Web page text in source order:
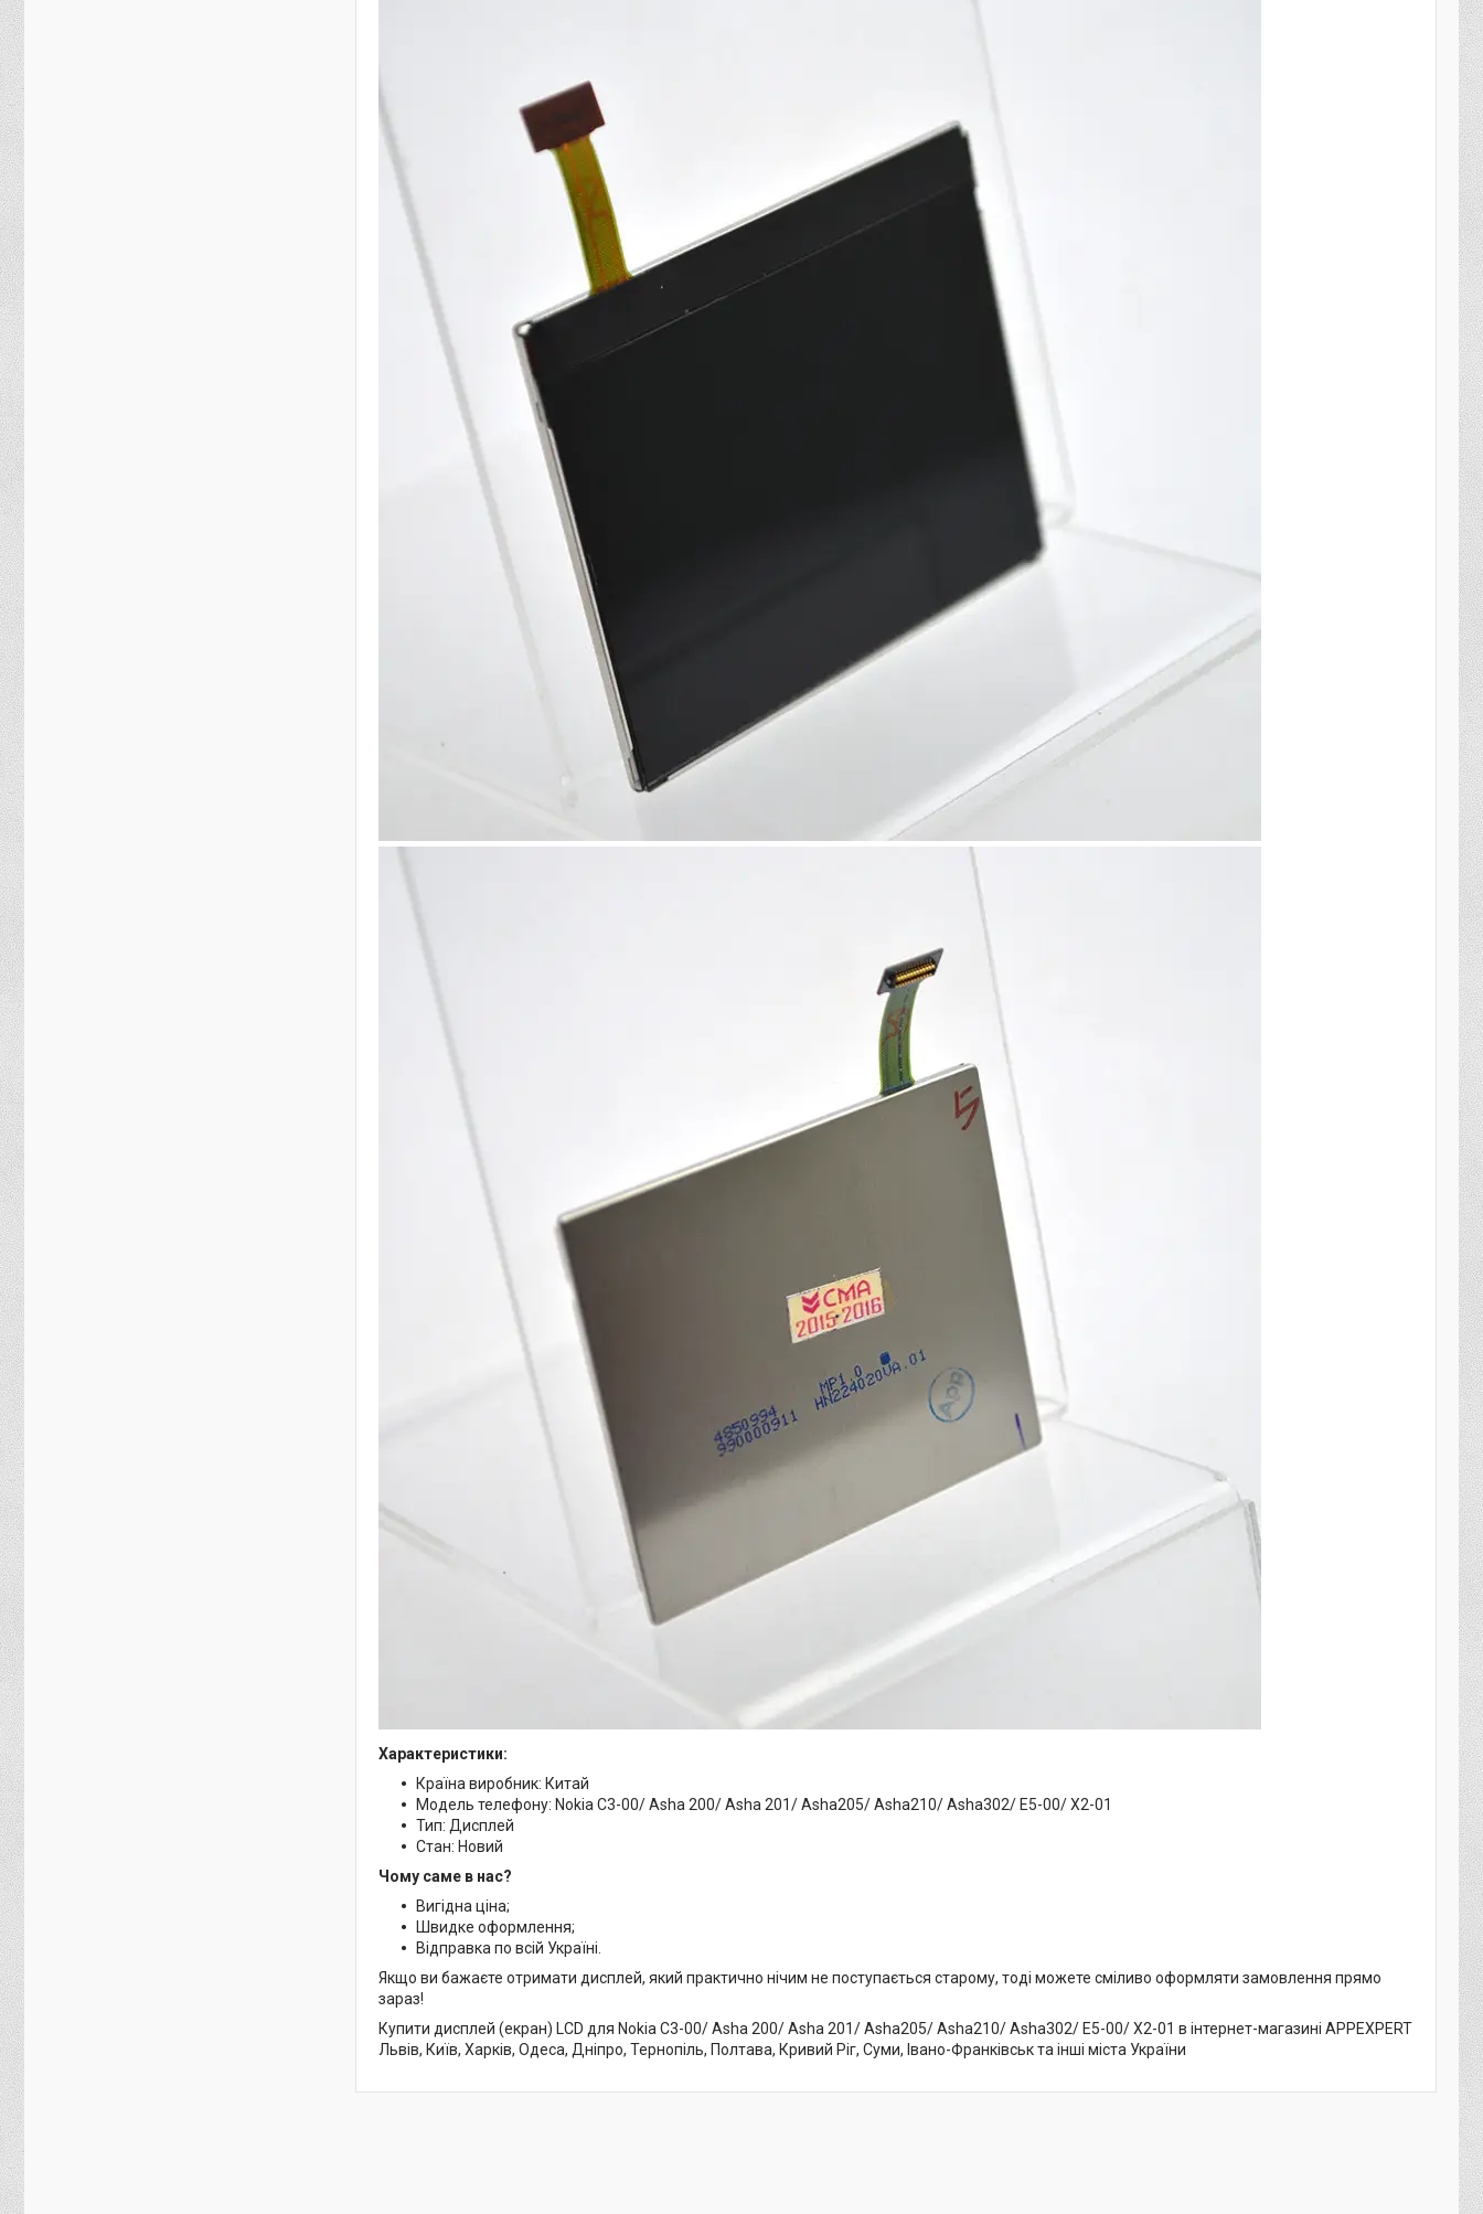
Характеристики:
Країна виробник: Китай
Модель телефону: Nokia C3-00/ Asha 200/ Asha 201/ Asha205/ Asha210/ Asha302/ E5-00/ X2-01
Тип: Дисплей
Стан: Новий
Чому саме в нас?
Вигідна ціна;
Швидке оформлення;
Відправка по всій Україні.
Якщо ви бажаєте отримати дисплей, який практично нічим не поступається старому, тоді можете сміливо оформляти замовлення прямо
зараз!
Купити дисплей (екран) LCD для Nokia C3-00/ Asha 200/ Asha 201/ Asha205/ Asha210/ Asha302/ E5-00/ X2-01 в інтернет-магазині APPEXPERT
Львів, Київ, Харків, Одеса, Дніпро, Тернопіль, Полтава, Кривий Ріг, Суми, Івано-Франківськ та інші міста України